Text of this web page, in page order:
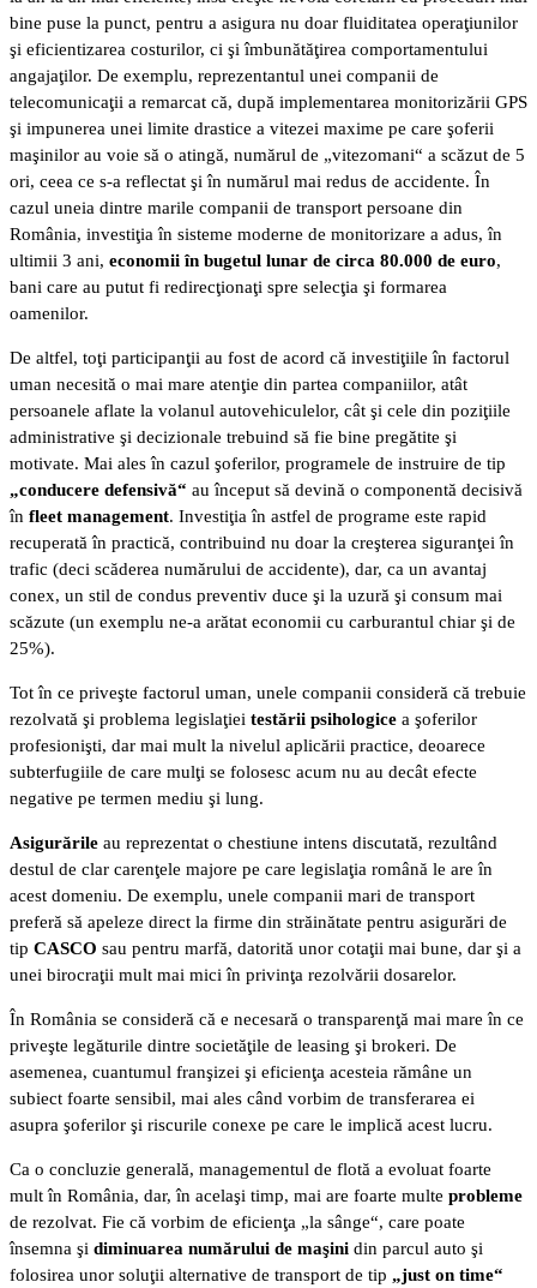
bine puse la punct, pentru a asigura nu doar fluiditatea operaţiunilor
şi eficientizarea costurilor, ci şi îmbunătăţirea comportamentului
angajaţilor. De exemplu, reprezentantul unei companii de
telecomunicaţii a remarcat că, după implementarea monitorizării GPS
şi impunerea unei limite drastice a vitezei maxime pe care şoferii
maşinilor au voie să o atingă, numărul de „vitezomani“ a scăzut de 5
ori, ceea ce s-a reflectat şi în numărul mai redus de accidente. În
cazul uneia dintre marile companii de transport persoane din
România, investiţia în sisteme moderne de monitorizare a adus, în
ultimii 3 ani, economii în bugetul lunar de circa 80.000 de euro,
bani care au putut fi redirecţionaţi spre selecţia şi formarea
oamenilor.
De altfel, toţi participanţii au fost de acord că investiţiile în factorul
uman necesită o mai mare atenţie din partea companiilor, atât
persoanele aflate la volanul autovehiculelor, cât şi cele din poziţiile
administrative şi decizionale trebuind să fie bine pregătite şi
motivate. Mai ales în cazul şoferilor, programele de instruire de tip
„conducere defensivă“ au început să devină o componentă decisivă
în fleet management. Investiţia în astfel de programe este rapid
recuperată în practică, contribuind nu doar la creşterea siguranţei în
trafic (deci scăderea numărului de accidente), dar, ca un avantaj
conex, un stil de condus preventiv duce şi la uzură şi consum mai
scăzute (un exemplu ne-a arătat economii cu carburantul chiar şi de
25%).
Tot în ce priveşte factorul uman, unele companii consideră că trebuie
rezolvată şi problema legislaţiei testării psihologice a şoferilor
profesionişti, dar mai mult la nivelul aplicării practice, deoarece
subterfugiile de care mulţi se folosesc acum nu au decât efecte
negative pe termen mediu şi lung.
Asigurările au reprezentat o chestiune intens discutată, rezultând
destul de clar carenţele majore pe care legislaţia română le are în
acest domeniu. De exemplu, unele companii mari de transport
preferă să apeleze direct la firme din străinătate pentru asigurări de
tip CASCO sau pentru marfă, datorită unor cotaţii mai bune, dar şi a
unei birocraţii mult mai mici în privinţa rezolvării dosarelor.
În România se consideră că e necesară o transparenţă mai mare în ce
priveşte legăturile dintre societăţile de leasing şi brokeri. De
asemenea, cuantumul franşizei şi eficienţa acesteia rămâne un
subiect foarte sensibil, mai ales când vorbim de transferarea ei
asupra şoferilor şi riscurile conexe pe care le implică acest lucru.
Ca o concluzie generală, managementul de flotă a evoluat foarte
mult în România, dar, în acelaşi timp, mai are foarte multe probleme
de rezolvat. Fie că vorbim de eficienţa „la sânge“, care poate
însemna şi diminuarea numărului de maşini din parcul auto şi
folosirea unor soluţii alternative de transport de tip „just on time“